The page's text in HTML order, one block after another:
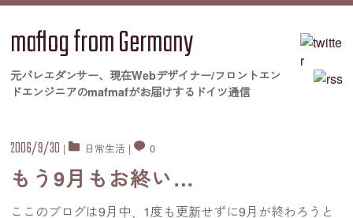
maflog from Germany
元バレエダンサー、現在Webデザイナー/フロントエン
ドエンジニアのmafmafがお届けするドイツ通信
2006/9/30 | 日常生活 | 0
もう9月もお終い…
ここのブログは9月中、1度も更新せずに9月が終わろうと